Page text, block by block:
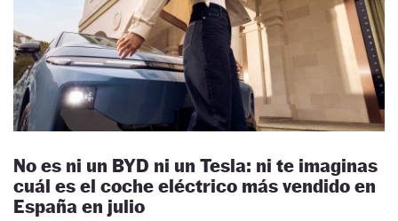
No es ni un BYD ni un Tesla: ni te imaginas
cuál es el coche eléctrico más vendido en
España en julio